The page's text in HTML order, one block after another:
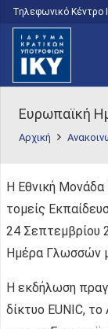
Τηλεφωνικό Κέντρο
Ευρωπαϊκή
Αρχική
Η Εθνική Μονάδα
τομείς
24 Σεπτεμβρίου
Ημέρα Γλωσσών
Η εκδήλωση
δίκτυο EUNIC,